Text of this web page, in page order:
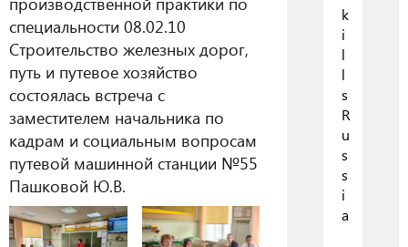
специальности 08.02.10
Строительство железных дорог,
путь и путевое хозяйство
состоялась встреча с
заместителем начальника по
кадрам и социальным вопросам
путевой машинной станции №55
Пашковой Ю.В.
k
i
l
l
s
R
u
s
s
i
a